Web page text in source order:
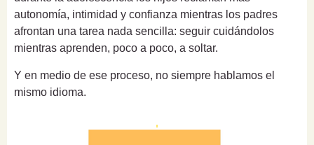
autonomía, intimidad y confianza mientras los padres
afrontan una tarea nada sencilla: seguir cuidándolos
mientras aprenden, poco a poco, a soltar.
Y en medio de ese proceso, no siempre hablamos el
mismo idioma.